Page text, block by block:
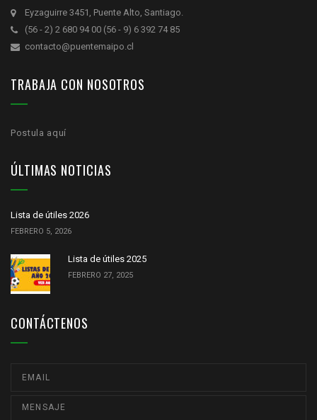
Eyzaguirre 3451, Puente Alto, Santiago.
(56 - 2) 2 680 94 00 (56 - 9) 6 392 74 85
contacto@puentemaipo.cl
TRABAJA CON NOSOTROS
Postula aquí
ÚLTIMAS NOTICIAS
Lista de útiles 2026
FEBRERO 5, 2026
Lista de útiles 2025
FEBRERO 27, 2025
CONTÁCTENOS